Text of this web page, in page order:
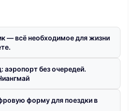
— всё необходимое для жизни
аэропорт без очередей.
форму для поездки в